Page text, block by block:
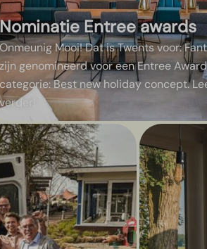
Nominatie Entree awards
Onmeunig Mooi! Dat is Twents voor:
zijn genomineerd voor een Entree
categorie: Best new holiday concept.
verder!